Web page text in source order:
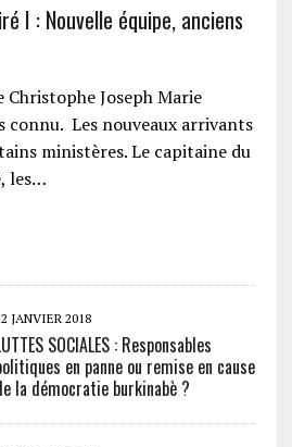
I : Nouvelle équipe, anciens
Joseph Marie
connu. Les nouveaux arrivants
ministères. Le capitaine du
les…
JANVIER 2018
SOCIALES : Responsables
en panne ou remise en cause
la démocratie burkinabè ?